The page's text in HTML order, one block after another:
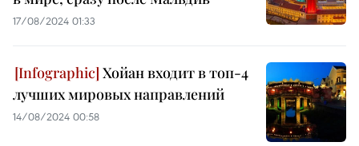
17/08/2024 01:33
Хойан входит в топ-4
лучших мировых направлений
14/08/2024 00:58